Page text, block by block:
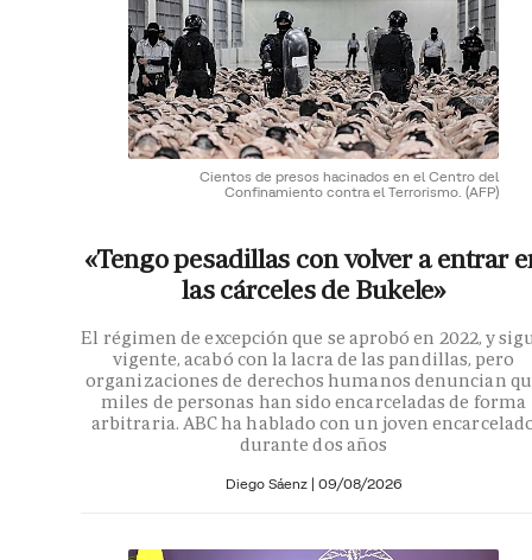
Cientos de presos hacinados en el Centro del
Confinamiento contra el Terrorismo. (AFP)
«Tengo pesadillas con volver a entrar
las cárceles de Bukele»
El régimen de excepción que se aprobó en 2022, y
vigente, acabó con la lacra de las pandillas, pero
organizaciones de derechos humanos denuncian
miles de personas han sido encarceladas de forma
arbitraria. ABC ha hablado con un joven
durante dos años
Diego Sáenz | 09/08/2026